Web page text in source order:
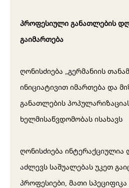
პროფესიული განათლების
გაიმართება
ღონისძიება „გერმანიის
ინიციატივით იმართება და
განათლების
ხელმისაწვდომობას ისახავს
ღონისძიება ინტერაქციულია
აძლევს საშუალებას უკეთ
პროფესიები, მათი